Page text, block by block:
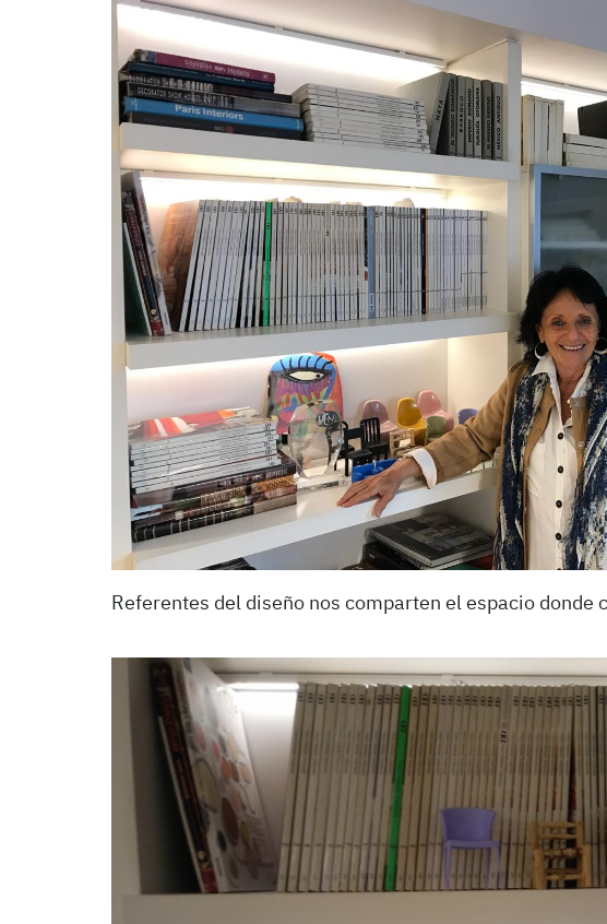
Referentes del diseño nos comparten el espacio donde